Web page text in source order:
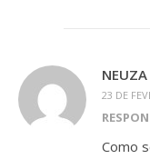
NEUZA
23 DE
Como